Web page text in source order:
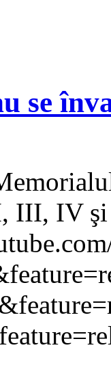
se
III, IV şi